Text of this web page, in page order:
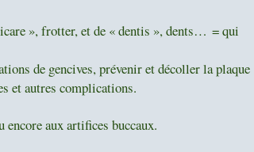
», frotter, et de « dentis », dents… = qui
de gencives, prévenir et décoller la plaque
et autres complications.
encore aux artifices buccaux.